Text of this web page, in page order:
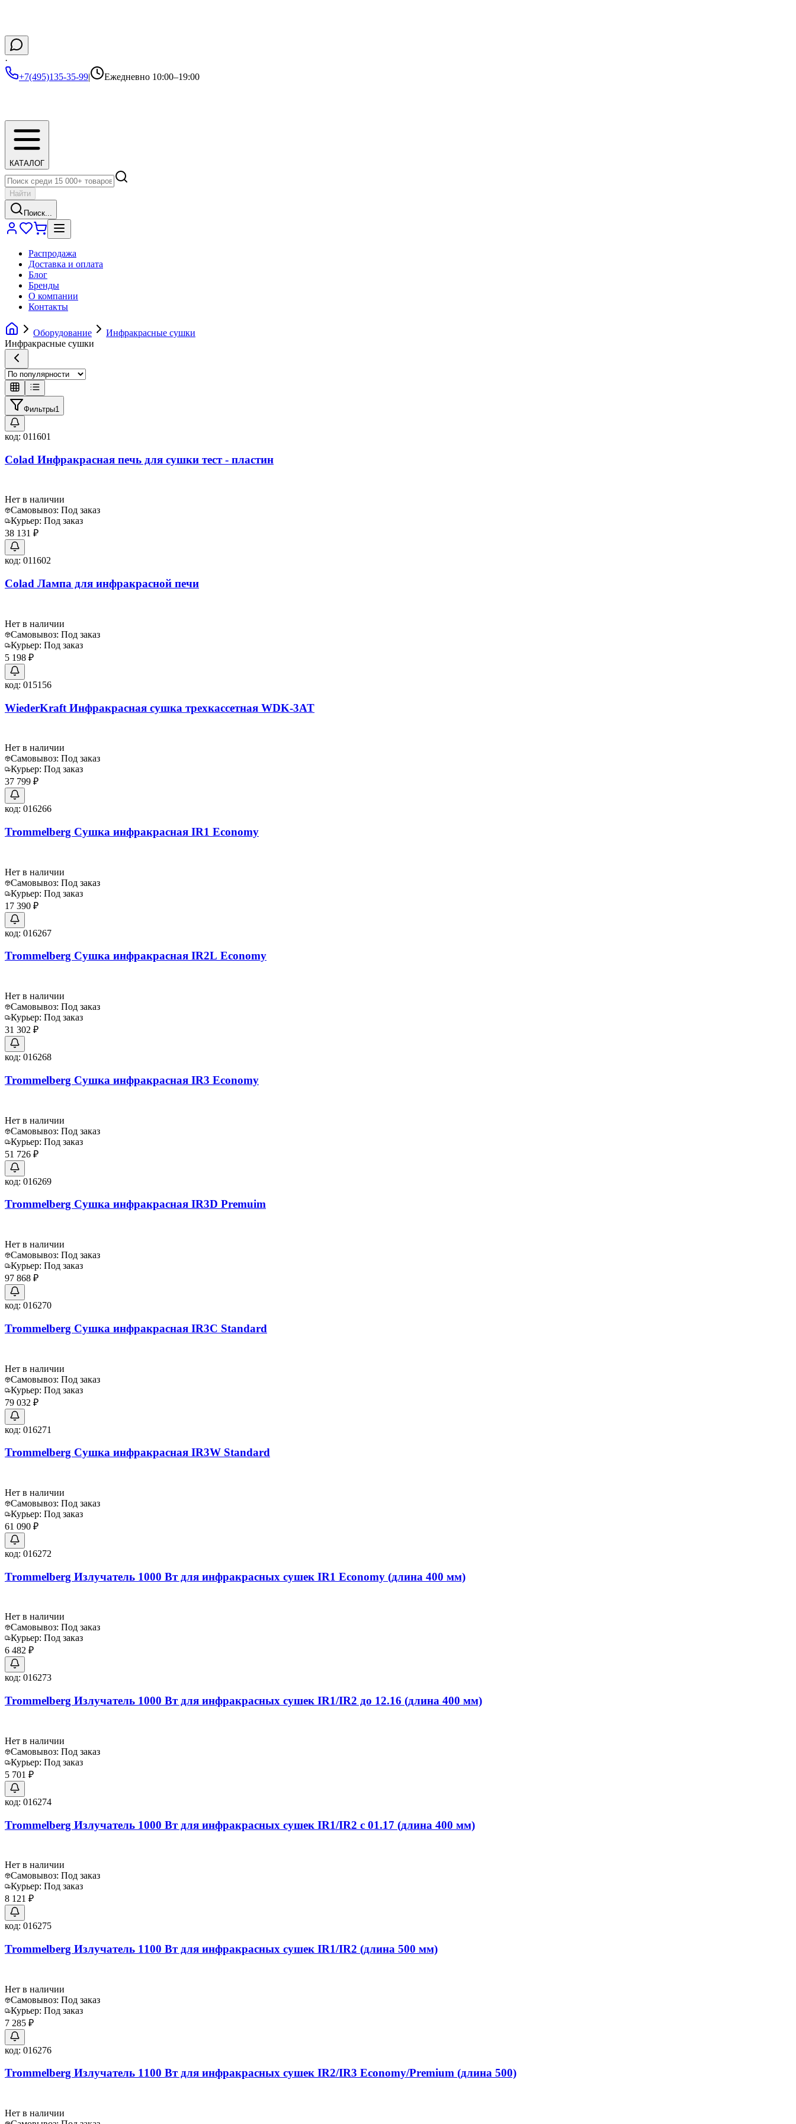
·
+7(495)135-35-99| Ежедневно 10:00–19:00
КАТАЛОГ
Найти
Поиск...
Распродажа
Доставка и оплата
Блог
Бренды
О компании
Контакты
Оборудование
Инфракрасные сушки
Инфракрасные сушки
Фильтры1
код: 011601
Colad Инфракрасная печь для сушки тест - пластин
Нет в наличии
Самовывоз: Под заказ
Курьер: Под заказ
38 131 ₽
код: 011602
Colad Лампа для инфракрасной печи
Нет в наличии
Самовывоз: Под заказ
Курьер: Под заказ
5 198 ₽
код: 015156
WiederKraft Инфракрасная сушка трехкасcетная WDK-3AT
Нет в наличии
Самовывоз: Под заказ
Курьер: Под заказ
37 799 ₽
код: 016266
Trommelberg Сушка инфракрасная IR1 Economy
Нет в наличии
Самовывоз: Под заказ
Курьер: Под заказ
17 390 ₽
код: 016267
Trommelberg Сушка инфракрасная IR2L Economy
Нет в наличии
Самовывоз: Под заказ
Курьер: Под заказ
31 302 ₽
код: 016268
Trommelberg Сушка инфракрасная IR3 Economy
Нет в наличии
Самовывоз: Под заказ
Курьер: Под заказ
51 726 ₽
код: 016269
Trommelberg Сушка инфракрасная IR3D Premuim
Нет в наличии
Самовывоз: Под заказ
Курьер: Под заказ
97 868 ₽
код: 016270
Trommelberg Сушка инфракрасная IR3C Standard
Нет в наличии
Самовывоз: Под заказ
Курьер: Под заказ
79 032 ₽
код: 016271
Trommelberg Сушка инфракрасная IR3W Standard
Нет в наличии
Самовывоз: Под заказ
Курьер: Под заказ
61 090 ₽
код: 016272
Trommelberg Излучатель 1000 Вт для инфракрасных сушек IR1 Economy (длина 400 мм)
Нет в наличии
Самовывоз: Под заказ
Курьер: Под заказ
6 482 ₽
код: 016273
Trommelberg Излучатель 1000 Вт для инфракрасных сушек IR1/IR2 до 12.16 (длина 400 мм)
Нет в наличии
Самовывоз: Под заказ
Курьер: Под заказ
5 701 ₽
код: 016274
Trommelberg Излучатель 1000 Вт для инфракрасных сушек IR1/IR2 с 01.17 (длина 400 мм)
Нет в наличии
Самовывоз: Под заказ
Курьер: Под заказ
8 121 ₽
код: 016275
Trommelberg Излучатель 1100 Вт для инфракрасных сушек IR1/IR2 (длина 500 мм)
Нет в наличии
Самовывоз: Под заказ
Курьер: Под заказ
7 285 ₽
код: 016276
Trommelberg Излучатель 1100 Вт для инфракрасных сушек IR2/IR3 Economy/Premium (длина 500)
Нет в наличии